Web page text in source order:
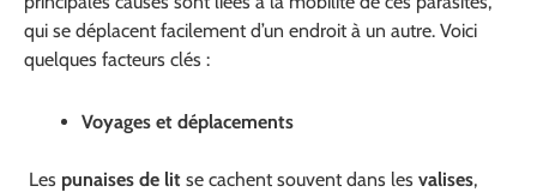
qui se déplacent facilement d’un endroit à un autre. Voici
quelques facteurs clés :
Voyages et déplacements
Les punaises de lit se cachent souvent dans les valises,